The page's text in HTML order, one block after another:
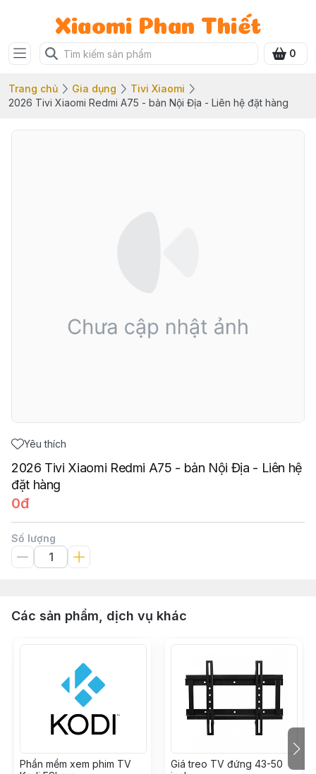
Xiaomi Phan Thiết
0
Trang chủ Gia dụng
Tivi Xiaomi
2026 Tivi Xiaomi Redmi A75 - bản Nội Địa - Liên hệ đặt hàng
Yêu thích
2026 Tivi Xiaomi Redmi A75 - bản Nội Địa - Liên hệ
đặt hàng
0đ
Số lượng
Các sản phẩm, dịch vụ khác
Phần mềm xem phim TV
Giá treo TV đứng 43-50